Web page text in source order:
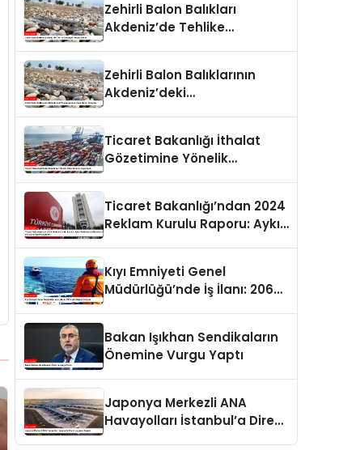
Zehirli Balon Balıkları
Akdeniz’de Tehlike
Zehirli Balon Balıklarının
Akdeniz’deki
Ticaret Bakanlığı İthalat
Gözetimine Yönelik
Ticaret Bakanlığı’ndan 2024
Reklam Kurulu Raporu: Aykırı
Kıyı Emniyeti Genel
Müdürlüğü’nde İş İlanı: 206
Bakan Işıkhan Sendikaların
Önemine Vurgu Yaptı
Japonya Merkezli ANA
Havayolları İstanbul’a Direkt